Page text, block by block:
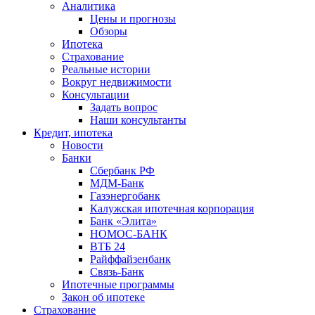
Аналитика
Цены и прогнозы
Обзоры
Ипотека
Страхование
Реальные истории
Вокруг недвижимости
Консультации
Задать вопрос
Наши консультанты
Кредит, ипотека
Новости
Банки
Сбербанк РФ
МДМ-Банк
Газэнергобанк
Калужская ипотечная корпорация
Банк «Элита»
НОМОС-БАНК
ВТБ 24
Райффайзенбанк
Связь-Банк
Ипотечные программы
Закон об ипотеке
Страхование